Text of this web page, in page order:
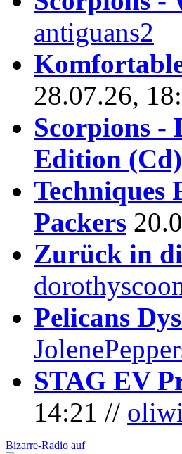
antiguans2
28.07.26,
Scorpions -
Edition (Cd)
Techniques
Packers
Zurück in
Pelicans
STAG EV
14:21 //
Bizarre-Radio auf